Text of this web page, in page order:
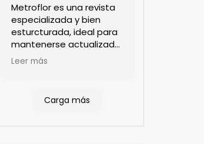
Metroflor es una revista
especializada y bien
esturcturada, ideal para
mantenerse actualizado
en el sector floricultor.
estratégica, las
sector así como los
Leer más
Carga más